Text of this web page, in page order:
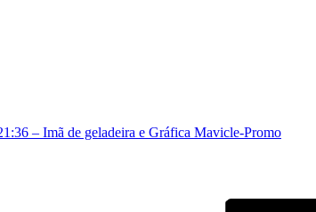
– Imã de geladeira e Gráfica Mavicle-Promo